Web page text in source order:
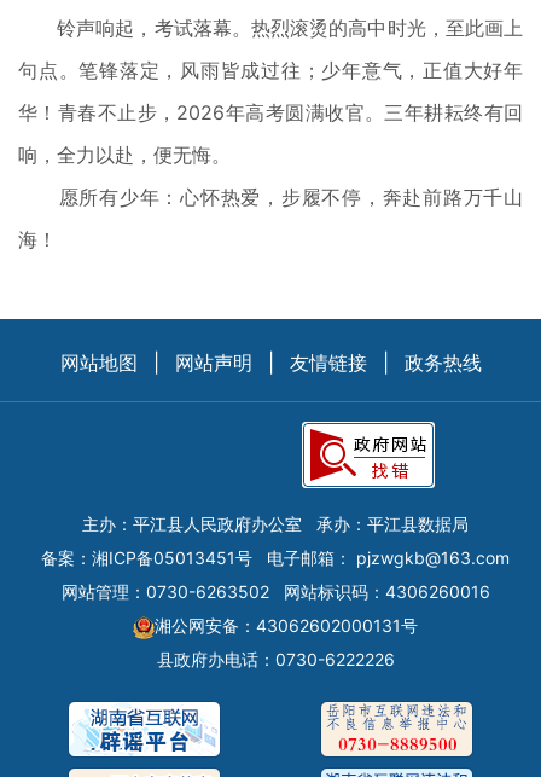
铃声响起，考试落幕。热烈滚烫的高中时光，至此画上
句点。笔锋落定，风雨皆成过往；少年意气，正值大好年
华！青春不止步，2026年高考圆满收官。三年耕耘终有回
响，全力以赴，便无悔。
愿所有少年：心怀热爱，步履不停，奔赴前路万千山
海！
网站地图 网站声明 友情链接 政务热线
主办：平江县人民政府办公室
承办：平江县数据局
备案： 湘ICP备05013451号 电子邮箱： pjzwgkb@163.com
网站管理：0730-6263502
网站标识码：4306260016
湘公网安备：43062602000131号
县政府办电话：0730-6222226